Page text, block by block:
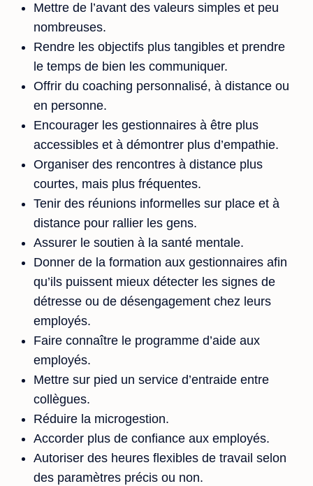
Mettre de l’avant des valeurs simples et peu
nombreuses.
Rendre les objectifs plus tangibles et prendre
le temps de bien les communiquer.
Offrir du coaching personnalisé, à distance ou
en personne.
Encourager les gestionnaires à être plus
accessibles et à démontrer plus d’empathie.
Organiser des rencontres à distance plus
courtes, mais plus fréquentes.
Tenir des réunions informelles sur place et à
distance pour rallier les gens.
Assurer le soutien à la santé mentale.
Donner de la formation aux gestionnaires afin
qu’ils puissent mieux détecter les signes de
détresse ou de désengagement chez leurs
employés.
Faire connaître le programme d’aide aux
employés.
Mettre sur pied un service d’entraide entre
collègues.
Réduire la microgestion.
Accorder plus de confiance aux employés.
Autoriser des heures flexibles de travail selon
des paramètres précis ou non.